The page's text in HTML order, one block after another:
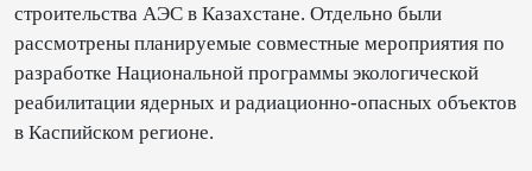
строительства АЭС в Казахстане. Отдельно были
рассмотрены планируемые совместные мероприятия по
разработке Национальной программы экологической
реабилитации ядерных и радиационно-опасных объектов
в Каспийском регионе.